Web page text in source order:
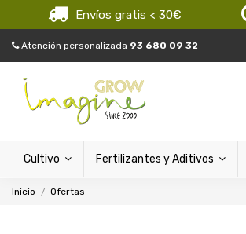
Envíos gratis < 30€
Atención personalizada 93 680 09 32
Cultivo Fertilizantes y Aditivos
Inicio Ofertas